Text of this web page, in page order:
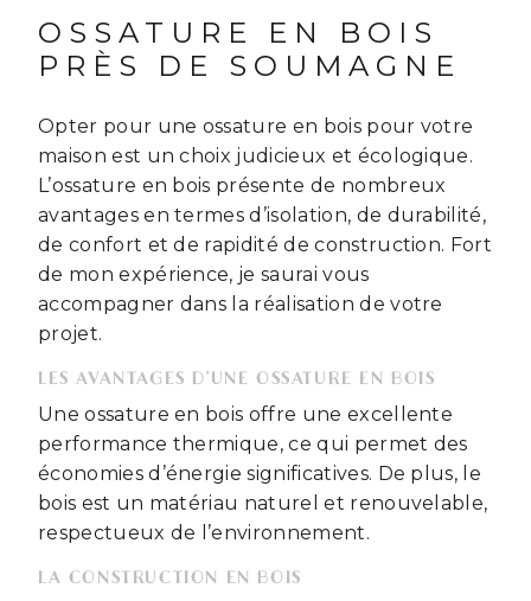
OSSATURE EN BOIS
PRÈS DE SOUMAGNE
Opter pour une ossature en bois pour votre
maison est un choix judicieux et écologique.
L’ossature en bois présente de nombreux
avantages en termes d’isolation, de durabilité,
de confort et de rapidité de construction. Fort
de mon expérience, je saurai vous
accompagner dans la réalisation de votre
projet.
LES AVANTAGES D’UNE OSSATURE EN BOIS
Une ossature en bois offre une excellente
performance thermique, ce qui permet des
économies d’énergie significatives. De plus, le
bois est un matériau naturel et renouvelable,
respectueux de l’environnement.
LA CONSTRUCTION EN BOIS